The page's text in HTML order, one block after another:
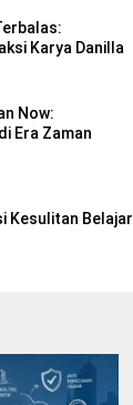
Karya Danilla
Now:
Era Zaman
Kesulitan Belajar